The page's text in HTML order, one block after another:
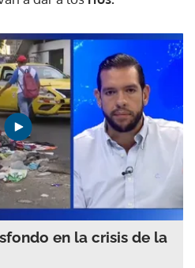
en la crisis de la